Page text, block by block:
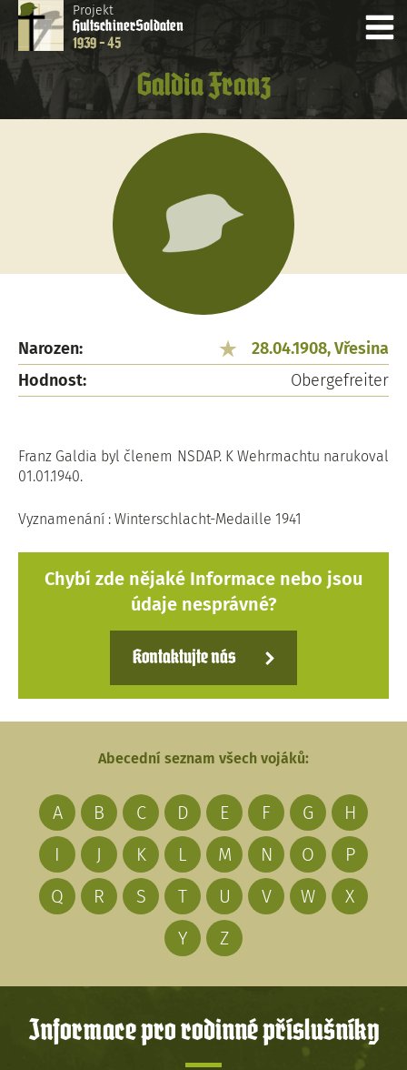
Projekt
HultschinerSoldaten
1939 - 45
Galdia Franz
Narozen:
28.04.1908, Vřesina
Hodnost:
Obergefreiter
Franz Galdia byl členem NSDAP. K Wehrmachtu narukoval
01.01.1940.
Vyznamenání : Winterschlacht-Medaille 1941
Chybí zde nějaké Informace nebo jsou
údaje nesprávné?
Kontaktujte nás
Abecední seznam všech vojáků:
A B C D E F G
H
I
J K L M N O
P
Q
R S T U V W
X
Y
Z
Informace pro rodinné příslušníky